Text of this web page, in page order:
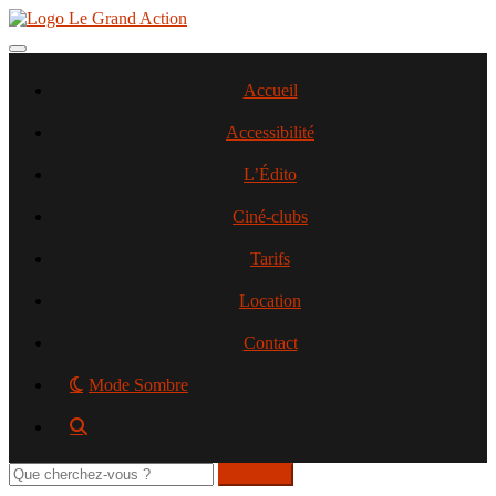
Aller
contenu
Toggle navigation
Accueil
Accessibilité
L’Édito
Ciné-clubs
Tarifs
Location
Contact
Mode Sombre
Rechercher
sur